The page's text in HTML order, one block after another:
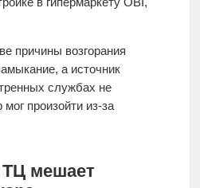
причины возгорания
а источник
службах не
произойти из-за
ТЦ мешает